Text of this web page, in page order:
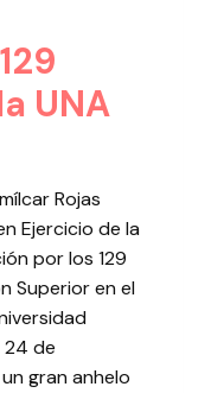
UNA
Rojas
Ejercicio de la
por los 129
Superior en el
24 de
gran anhelo